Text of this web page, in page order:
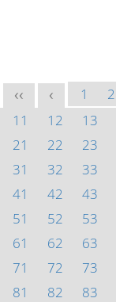
<< < 1 2
11
12 13
21
22 23
31
32 33
41
42 43
51
52 53
61
62 63
71
72 73
81
82 83